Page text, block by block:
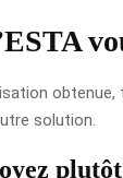
obtenue,
solution.